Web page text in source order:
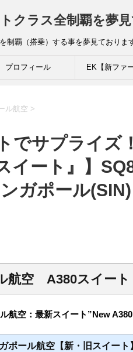
クラス全制覇を夢
制覇（搭乗）する事を夢見ておりま
プロフィール EK【新ファ
ル航空 >
でサプライズ
イート』】
ガポール(SIN)
航空 A380スイート
航空：最新スイート”New
ポール航空【新・旧スイー